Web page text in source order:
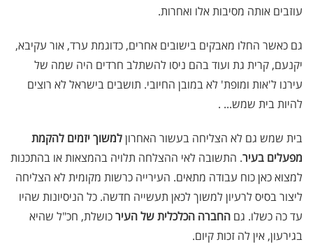
עוזבים אותה מסיבות אלו ואחרות.
גם כאשר החלו מאבקים בישובים אחרים, כדוגמת ערד, אור עקיבא,
יקנעם, קרית גת ועוד בהם ניסו להשתלב חרדים היה שמה של
עירנו ל'אות ומופת' לא במובן החיובי. תושבים בישראל לא רוצים
להיות בית שמש... .
בית שמש גם לא הצליחה בעשור האחרוןלמשוך יזמים להקמת
מפעלים בעיר. התשובה לאי ההצלחה תלויה בהמצאות או בהתכנות
למצוא כאן כוח עבודה מתאים. העירייה כרשות מקומית לא הצליחה
ליצור בסיס לרעיון למשוך לכאן תעשייה חדשה. כל הניסיונות שהיו
עד כה כשלו. גם החברה הכלכלית של העירכושלת, חכ"ל שהיא
בגירעון, אין לה זכות קיום.